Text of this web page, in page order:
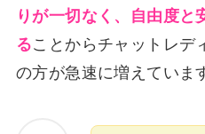
りが一切なく、自由度と
ることからチャットレデ
の方が急速に増えていま